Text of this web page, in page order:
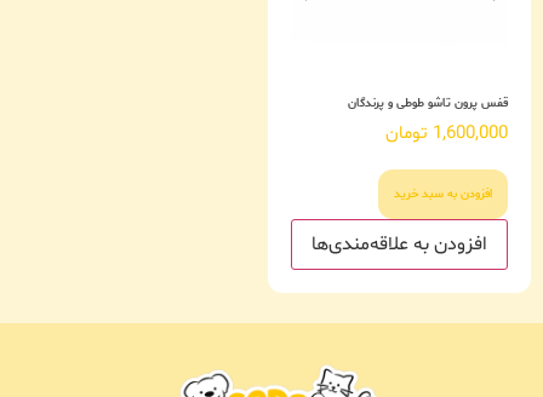
قفس پرون تاشو طوطی و پرندگان
1,600,000 تومان
افزودن به سبد خرید
افزودن به علاقه‌مندی‌ها